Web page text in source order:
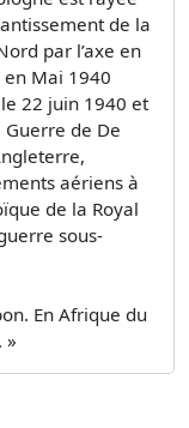
de la
par l’axe en
Mai 1940
22 juin 1940 et
de De
aériens à
de la Royal
sous-
En Afrique du
»